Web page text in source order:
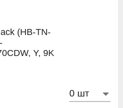
(HB-TN-
Y, 9K